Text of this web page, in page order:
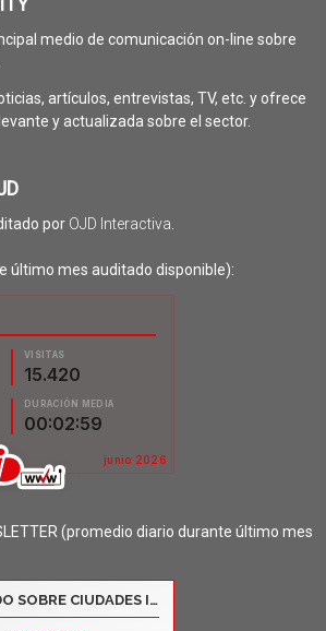
medio de comunicación on-line sobre
artículos, entrevistas, TV, etc. y ofrece
y actualizada sobre el sector.
por OJD Interactiva
último mes auditado disponible):
(promedio diario durante último mes